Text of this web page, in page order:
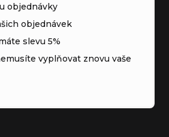
objednávky
objednávek
slevu 5%
vyplňovat znovu vaše